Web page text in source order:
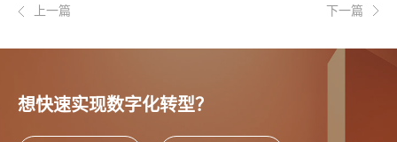
上一篇 下一篇
想快速实现数字化转型？